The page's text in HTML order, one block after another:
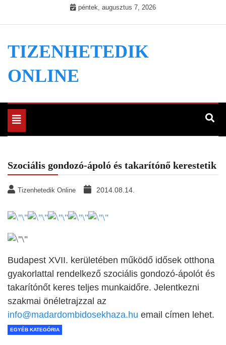
péntek, augusztus 7, 2026
TIZENHETEDIK
ONLINE
Toggle
navigation
Szociális gondozó-ápoló és takarítónő kerestetik
Tizenhetedik Online 2014.08.14.
Budapest XVII. kerületében működő idősek otthona
gyakorlattal rendelkező szociális gondozó-ápolót és
takarítónőt keres teljes munkaidőre. Jelentkezni
szakmai önéletrajzzal az
info@madardombidosekhaza.hu email címen lehet.
EGYÉB KATEGÓRIA